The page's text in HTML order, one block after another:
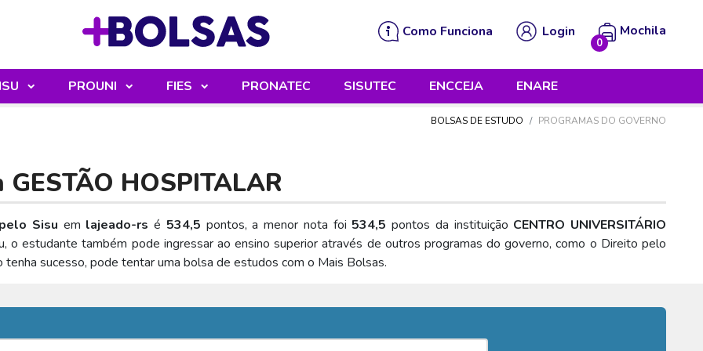
Como Funciona Login Mochila
0
PROUNI FIES PRONATEC SISUTEC ENCCEJA ENARE
BOLSAS DE ESTUDO PROGRAMAS DO GOVERNO
GESTÃO HOSPITALAR
Sisu em lajeado-rs é 534,5 pontos, a menor nota foi 534,5 pontos da instituição CENTRO UNIVERSITÁRIO
o estudante também pode ingressar ao ensino superior através de outros programas do governo, como o Direito pelo
sucesso, pode tentar uma bolsa de estudos com o Mais Bolsas.